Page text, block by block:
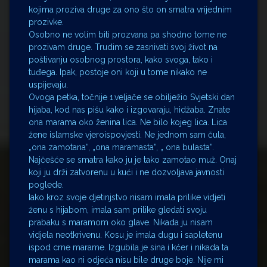
kojima proziva druge za ono što on smatra vrijednim
prozivke.
Osobno ne volim biti prozvana pa shodno tome ne
prozivam druge. Trudim se zasnivati svoj život na
poštivanju osobnog prostora, kako svoga, tako i
tuđega. Ipak, postoje oni koji u tome nikako ne
uspijevaju.
Ovoga petka, točnije 1.veljače se obilježio Svjetski dan
hijaba, kod nas pišu kako i izgovaraju, hidžaba. Znate
ona marama oko ženina lica. Ne bilo kojeg lica. Lica
žene islamske vjeroispovjesti. Ne jednom sam čula,
„ona zamotana“, „ona maramasta“, „ ona bulasta“.
Najčešće se smatra kako ju je tako zamotao muž. Onaj
koji ju drži zatvorenu u kući i ne dozvoljava javnosti
poglede.
Iako kroz svoje djetinjstvo nisam imala prilike vidjeti
ženu s hijabom, imala sam prilike gledati svoju
prabaku s maramom oko glave. Nikada ju nisam
vidjela neotkrivenu. Kosu je imala dugu i sapletenu
ispod crne marame. Izgubila je sina i kćer i nikada ta
marama kao ni odjeća nisu bile druge boje. Nije mi